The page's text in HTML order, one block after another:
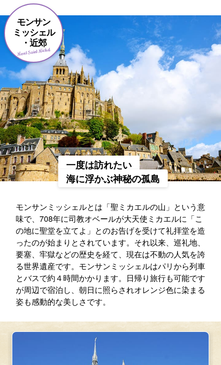
モンサン
ミッシェル
・近郊
Mont Saint Michel
一度は訪れたい
海に浮かぶ神秘の孤島
モンサンミッシェルとは「聖ミカエルの山」という意
味で、708年に司教オベールが大天使ミカエルに「こ
の地に聖堂を立てよ」とのお告げを受けて礼拝堂を造
ったのが始まりとされています。それ以来、巡礼地、
要塞、牢獄などの歴史を経て、現在は不動の人気を誇
る世界遺産です。モンサンミッシェルはパリから列車
とバスで約４時間かかります。日帰り旅行も可能です
が周辺で宿泊し、朝日に照らされオレンジ色に染まる
姿も感動的な美しさです。